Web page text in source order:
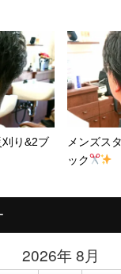
刈り&2ブ
メンズス
ック
2026年 8月